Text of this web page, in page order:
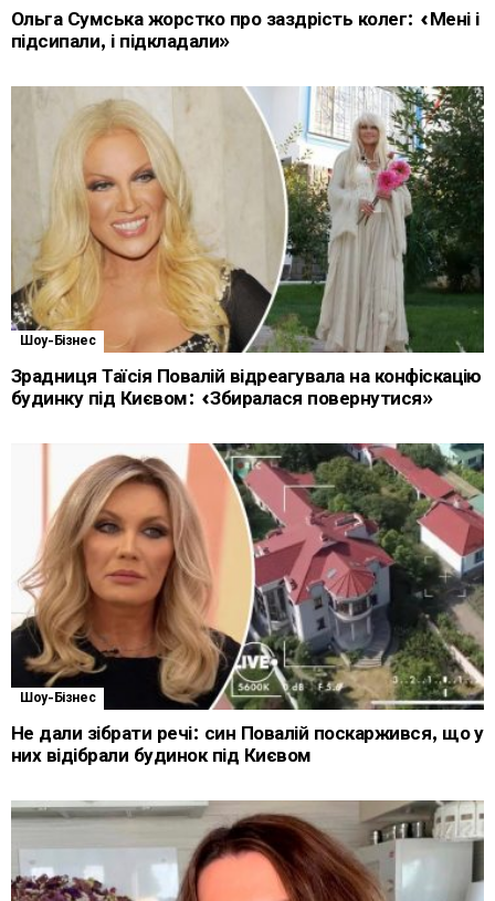
Ольга Сумська жорстко про заздрість колег: «Мені і
підсипали, і підкладали»
Шоу-Бізнес
Зрадниця Таїсія Повалій відреагувала на конфіскацію
будинку під Києвом: «Збиралася повернутися»
Шоу-Бізнес
Не дали зібрати речі: син Повалій поскаржився, що у
них відібрали будинок під Києвом